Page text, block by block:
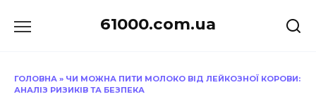
до
61000.com.ua
ГОЛОВНА » ЧИ МОЖНА ПИТИ МОЛОКО ВІД ЛЕЙКОЗНОЇ КОРОВИ:
АНАЛІЗ РИЗИКІВ ТА БЕЗПЕКА